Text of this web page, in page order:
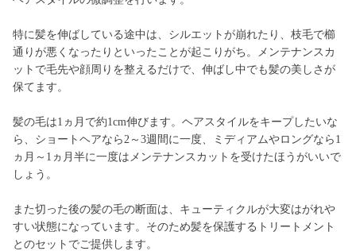
特に髪を伸ばしている途中は、シルエットが崩れたり、枝毛で櫛
通りが悪くなったりといったことが起こりがち。メンテナンスカ
ットで毛先や顔周りを整えるだけで、伸ばし中でも髪の美しさが
保てます。
髪の毛は1ヵ月で約1cm伸びます。ヘアスタイルをキープしたいな
ら、ショートヘアなら2～3週間に一度、ミディアムやロングなら1
ヵ月～1ヵ月半に一度はメンテナンスカットを受けたほうがいいで
しょう。
また切った後の髪の毛の断面は、キューティクルが大変はがれや
すい状態になっています。そのため髪を保護するトリートメント
とのセットでご提供します。